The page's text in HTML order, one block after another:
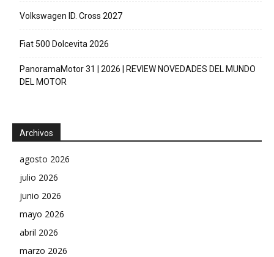
Volkswagen ID. Cross 2027
Fiat 500 Dolcevita 2026
PanoramaMotor 31 | 2026 | REVIEW NOVEDADES DEL MUNDO
DEL MOTOR
Archivos
agosto 2026
julio 2026
junio 2026
mayo 2026
abril 2026
marzo 2026